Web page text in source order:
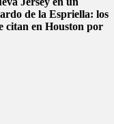
de la Espriella: los
citan en Houston por